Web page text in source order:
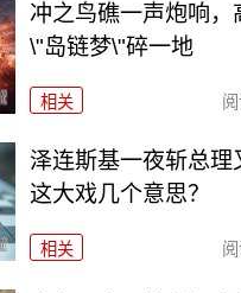
冲之鸟礁一声炮响，
\"岛链梦\"碎一地
相关
泽连斯基一夜斩总理
这大戏几个意思？
相关